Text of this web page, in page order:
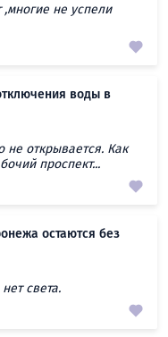
не успели
воды в
не открывается. Как
проспект...
остаются без
света.